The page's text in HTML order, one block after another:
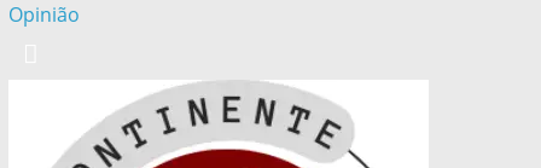
Opinião